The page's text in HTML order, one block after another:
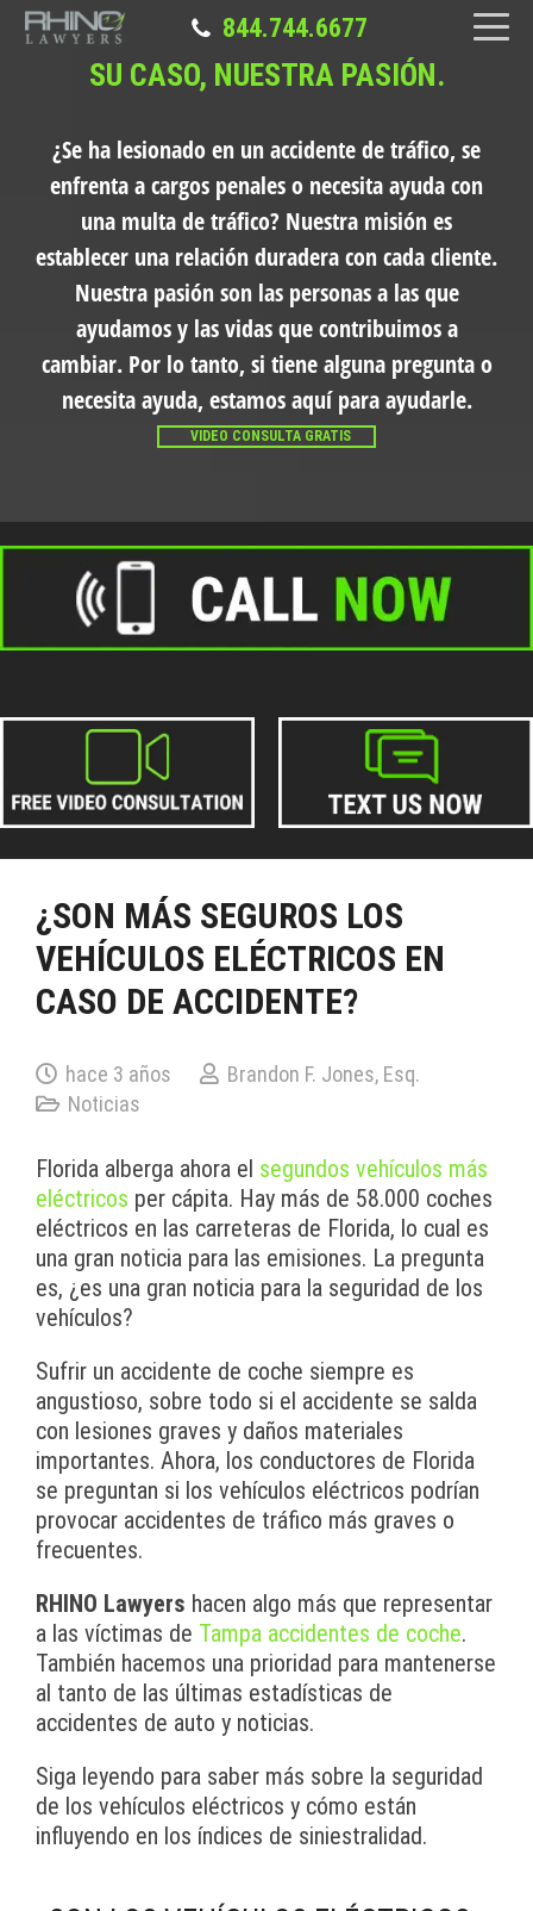
844.744.6677
SU CASO, NUESTRA PASIÓN.
¿Se ha lesionado en un accidente de tráfico, se
enfrenta a cargos penales o necesita ayuda con
una multa de tráfico? Nuestra misión es
establecer una relación duradera con cada cliente.
Nuestra pasión son las personas a las que
ayudamos y las vidas que contribuimos a
cambiar. Por lo tanto, si tiene alguna pregunta o
necesita ayuda, estamos aquí para ayudarle.
VIDEO CONSULTA GRATIS
¿SON MÁS SEGUROS LOS
VEHÍCULOS ELÉCTRICOS EN
CASO DE ACCIDENTE?
hace 3 años
Brandon F. Jones, Esq.
Noticias
Florida alberga ahora el segundos vehículos más
eléctricos per cápita. Hay más de 58.000 coches
eléctricos en las carreteras de Florida, lo cual es
una gran noticia para las emisiones. La pregunta
es, ¿es una gran noticia para la seguridad de los
vehículos?
Sufrir un accidente de coche siempre es
angustioso, sobre todo si el accidente se salda
con lesiones graves y daños materiales
importantes. Ahora, los conductores de Florida
se preguntan si los vehículos eléctricos podrían
provocar accidentes de tráfico más graves o
frecuentes.
RHINO Lawyers hacen algo más que representar
a las víctimas de Tampa accidentes de coche.
También hacemos una prioridad para mantenerse
al tanto de las últimas estadísticas de
accidentes de auto y noticias.
Siga leyendo para saber más sobre la seguridad
de los vehículos eléctricos y cómo están
influyendo en los índices de siniestralidad.